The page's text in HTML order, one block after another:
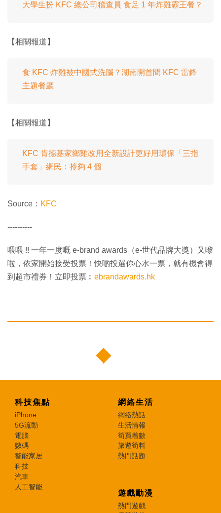
大學生扮 KFC 總公司稽查員 食足 1 年炸雞霸王餐？
【相關報道】
食 KFC 炸雞被中國式洗腦？湖南開首間 KFC 雷鋒
主題餐廳
【相關報道】
KFC 肯德基家鄉雞改用全新設計更好用環保「三指
手套」網民：拎夠 4 個
Source： KFC
----------
喂喂 !! 一年一度嘅 e-brand awards（e-世代品牌大獎）又嚟
啦，依家開始接受投票！快啲投選你心水一票，就有機會得
到超市禮券！立即投票︰ ebrandawards.hk
科技焦點
iPhone
5G流動
電腦
數碼
智能家居
科技
汽車
人工智能
網絡生活
網絡熱話
生活情報
筍買着數
旅遊筍料
熱門話題
遊戲動漫
熱門遊戲